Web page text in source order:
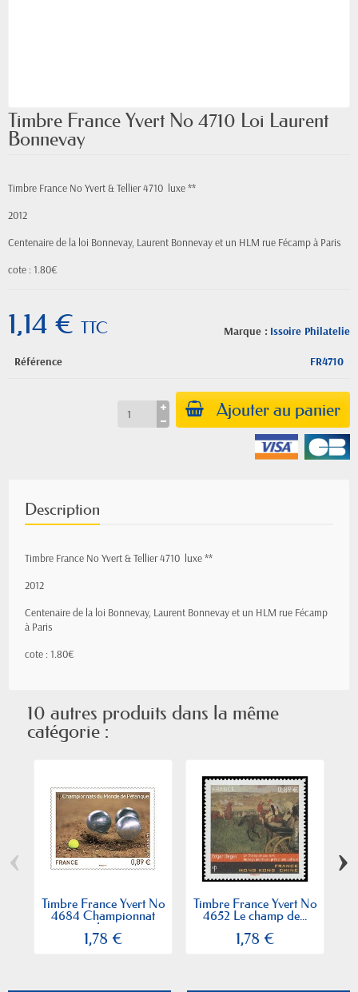
Timbre France Yvert No 4710 Loi Laurent
Bonnevay
Timbre France No Yvert & Tellier 4710 luxe **
2012
Centenaire de la loi Bonnevay, Laurent Bonnevay et un HLM rue Fécamp à Paris
cote : 1.80€
Marque : Issoire Philatelie
1,14 € TTC
Référence FR4710
Ajouter au panier
Description
Timbre France No Yvert & Tellier 4710 luxe **
2012
Centenaire de la loi Bonnevay, Laurent Bonnevay et un HLM rue Fécamp
à Paris
cote : 1.80€
10 autres produits dans la même
catégorie :
Timbre France Yvert No
4684 Championnat
du...
1,78 €
Timbre France Yvert No
4652 Le champ de...
1,78 €
‹ ›